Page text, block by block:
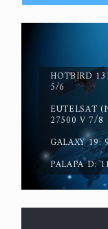
HOTBIRD
5/6
EUTELSAT
27500 V 7/8
GALAXY 19:
PALAPA D: